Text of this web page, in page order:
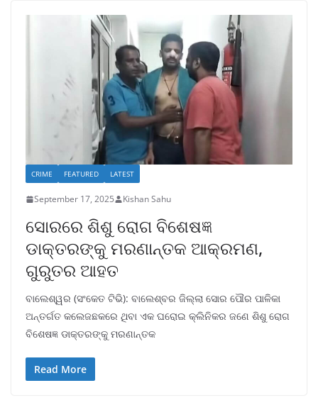
CRIME FEATURED LATEST
September 17, 2025 Kishan Sahu
ସୋରରେ ଶିଶୁ ରୋଗ ବିଶେଷଜ୍ଞ
ଡାକ୍ତରଙ୍କୁ ମରଣାନ୍ତକ ଆକ୍ରମଣ,
ଗୁରୁତର ଆହତ
ବାଲେଶ୍ୱର (ସଂକେତ ଟିଭି): ବାଲେଶ୍ବର ଜିଲ୍ଲା ସୋର ପୌର ପାଳିକା
ଅନ୍ତର୍ଗତ କଲେଜଛକରେ ଥିବା ଏକ ଘରୋଇ କ୍ଲିନିକର ଜଣେ ଶିଶୁ ରୋଗ
ବିଶେଷଜ୍ଞ ଡାକ୍ତରଙ୍କୁ ମରଣାନ୍ତକ
Read More